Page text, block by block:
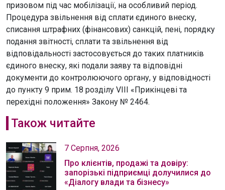
призовом під час мобілізації, на особливий період.
Процедура звільнення від сплати єдиного внеску,
списання штрафних (фінансових) санкцій, пені, порядку
подання звітності, сплати та звільнення від
відповідальності застосовується до таких платників
єдиного внеску, які подали заяву та відповідні
документи до контролюючого органу, у відповідності
до пункту 9 прим. 18 розділу VIII «Прикінцеві та
перехідні положення» Закону № 2464.
Також читайте
7 Серпня, 2026
Про клієнтів, продажі та довіру:
запорізькі підприємці долучилися до
«Діалогу влади та бізнесу»